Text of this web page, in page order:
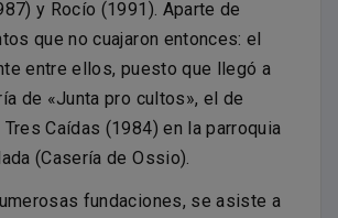
y Rocío (1991). Aparte de
que no cuajaron entonces: el
entre ellos, puesto que llegó a
de «Junta pro cultos», el de
Caídas (1984) en la parroquia
(Casería de Ossio).
fundaciones, se asiste a